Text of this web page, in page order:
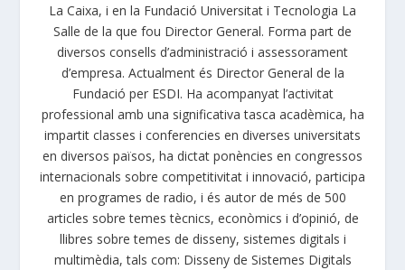
La Caixa, i en la Fundació Universitat i Tecnologia La
Salle de la que fou Director General. Forma part de
diversos consells d’administració i assessorament
d’empresa. Actualment és Director General de la
Fundació per ESDI. Ha acompanyat l’activitat
professional amb una significativa tasca acadèmica, ha
impartit classes i conferencies en diverses universitats
en diversos països, ha dictat ponències en congressos
internacionals sobre competitivitat i innovació, participa
en programes de radio, i és autor de més de 500
articles sobre temes tècnics, econòmics i d’opinió, de
llibres sobre temes de disseny, sistemes digitals i
multimèdia, tals com: Disseny de Sistemes Digitals